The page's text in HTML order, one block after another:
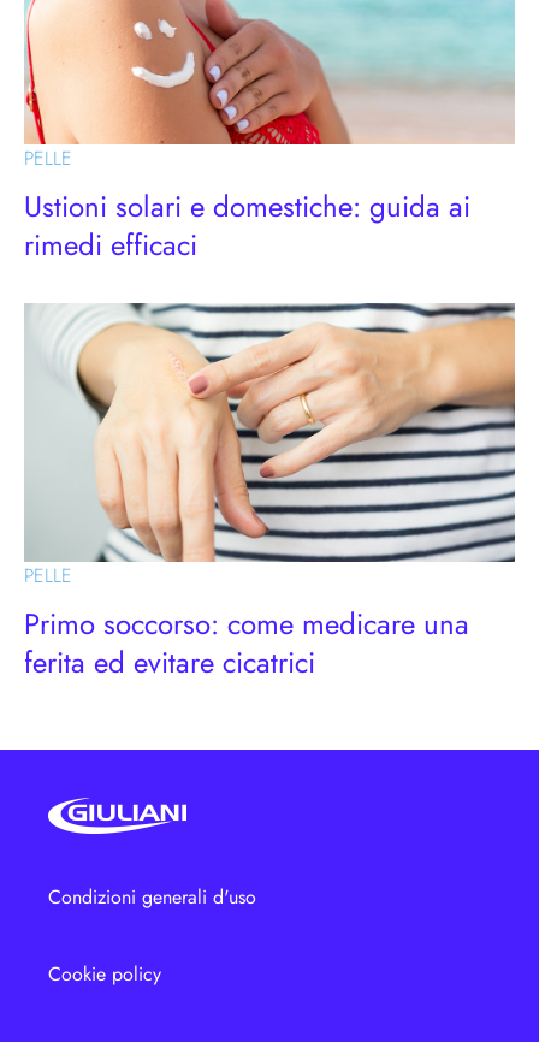
PELLE
Ustioni solari e domestiche: guida ai
rimedi efficaci
PELLE
Primo soccorso: come medicare una
ferita ed evitare cicatrici
Condizioni generali d'uso
Cookie policy